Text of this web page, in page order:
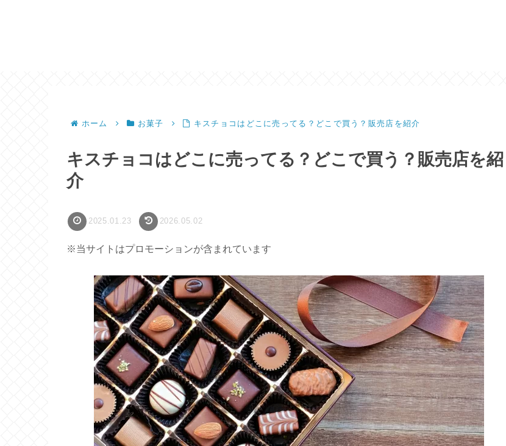
ホーム お菓子 キスチョコはどこに売ってる？どこで買う？販売店を紹介
キスチョコはどこに売ってる？どこで買う？販売店を紹
介
2025.01.23 2026.05.02
※当サイトはプロモーションが含まれています